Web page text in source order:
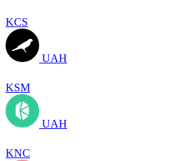
KCS
UAH
KSM
UAH
KNC